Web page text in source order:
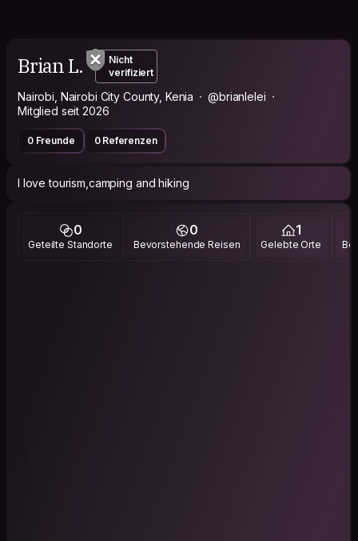
Brian L.
Nicht
verifiziert
Nairobi, Nairobi City County, Kenia
@brianlelei
Mitglied seit 2026
0 Freunde 0 Referenzen
I love tourism,camping and hiking
0
Geteilte Standorte
0
Bevorstehende Reisen
1
Gelebte Orte